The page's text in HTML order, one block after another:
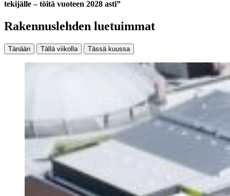
tekijälle – töitä vuoteen 2028 asti”
Rakennuslehden luetuimmat
Tänään Tällä viikolla Tässä kuussa